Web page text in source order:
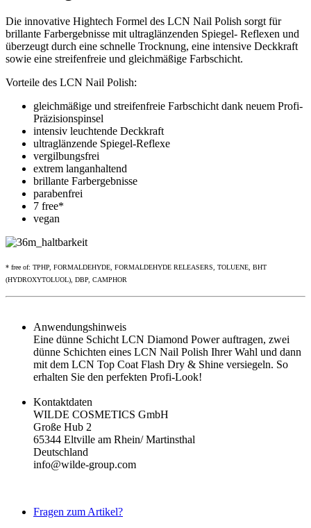
Die innovative Hightech Formel des LCN Nail Polish sorgt für
brillante Farbergebnisse mit ultraglänzenden Spiegel- Reflexen und
überzeugt durch eine schnelle Trocknung, eine intensive Deckkraft
sowie eine streifenfreie und gleichmäßige Farbschicht.
Vorteile des LCN Nail Polish:
gleichmäßige und streifenfreie Farbschicht dank neuem Profi-
Präzisionspinsel
intensiv leuchtende Deckkraft
ultraglänzende Spiegel-Reflexe
vergilbungsfrei
extrem langanhaltend
brillante Farbergebnisse
parabenfrei
7 free*
vegan
* free of: TPHP, FORMALDEHYDE, FORMALDEHYDE RELEASERS, TOLUENE, BHT
(HYDROXYTOLUOL), DBP, CAMPHOR
Anwendungshinweis
Eine dünne Schicht LCN Diamond Power auftragen, zwei
dünne Schichten eines LCN Nail Polish Ihrer Wahl und dann
mit dem LCN Top Coat Flash Dry & Shine versiegeln. So
erhalten Sie den perfekten Profi-Look!
Kontaktdaten
WILDE COSMETICS GmbH
Große Hub 2
65344 Eltville am Rhein/ Martinsthal
Deutschland
info@wilde-group.com
Fragen zum Artikel?